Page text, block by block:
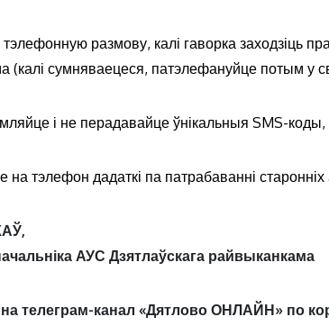
размову, калі гаворка заходзіць
(калі сумняваецеся, патэлефануйце потым у
і не перадавайце ўнікальныя SMS-коды,
на тэлефон дадаткі па патрабаванні старонніх
АУС Дзятлаўскага райвыканкама
телеграм-канал «Дятлово ОНЛАЙН» по